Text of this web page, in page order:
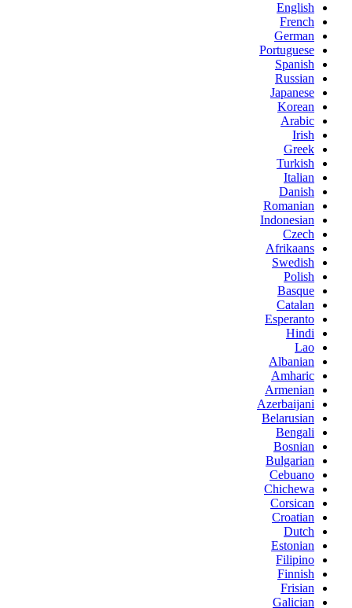
English
French
German
Portuguese
Spanish
Russian
Japanese
Korean
Arabic
Irish
Greek
Turkish
Italian
Danish
Romanian
Indonesian
Czech
Afrikaans
Swedish
Polish
Basque
Catalan
Esperanto
Hindi
Lao
Albanian
Amharic
Armenian
Azerbaijani
Belarusian
Bengali
Bosnian
Bulgarian
Cebuano
Chichewa
Corsican
Croatian
Dutch
Estonian
Filipino
Finnish
Frisian
Galician